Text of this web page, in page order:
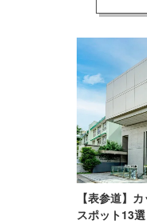
【表参道】
スポット13選